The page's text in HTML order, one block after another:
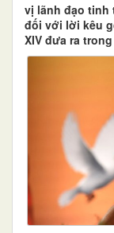
vị lãnh đạo tinh
đối với lời kêu
XIV đưa ra